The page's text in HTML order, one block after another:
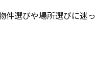
件選びや場所選びに迷っ